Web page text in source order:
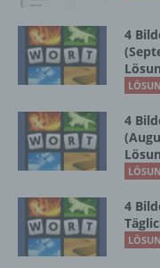
4
4
4
Markierung
künftige
e) Profiling
darin
werden, um